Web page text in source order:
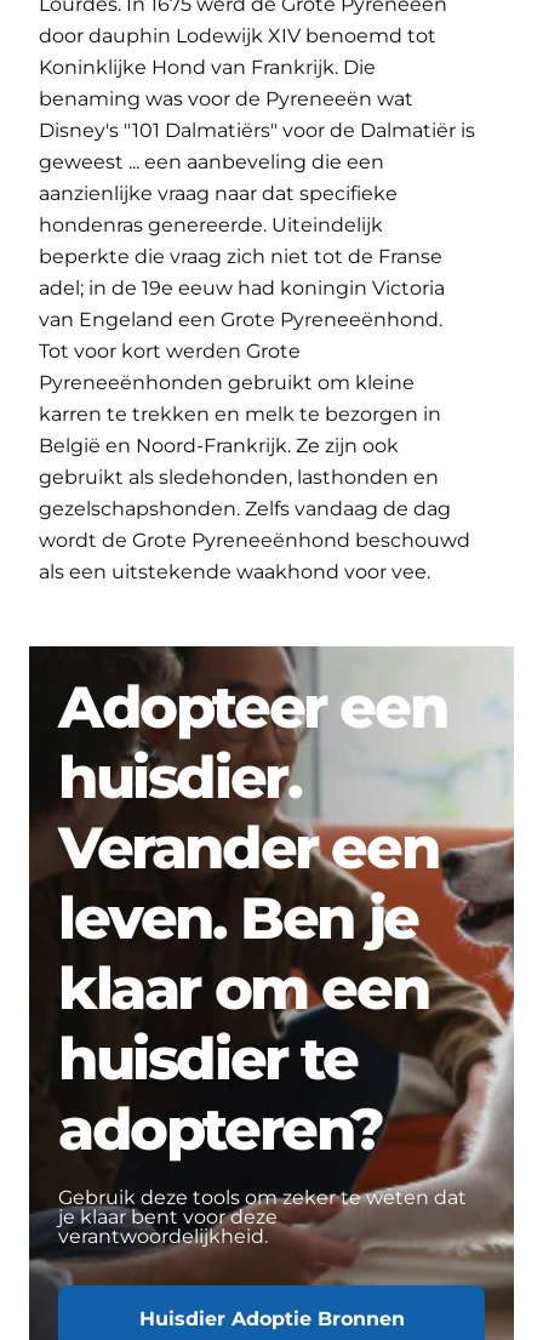
door dauphin Lodewijk XIV benoemd tot
Koninklijke Hond van Frankrijk. Die
benaming was voor de Pyreneeën wat
Disney's "101 Dalmatiërs" voor de Dalmatiër is
geweest ... een aanbeveling die een
aanzienlijke vraag naar dat specifieke
hondenras genereerde. Uiteindelijk
beperkte die vraag zich niet tot de Franse
adel; in de 19e eeuw had koningin Victoria
van Engeland een Grote Pyreneeënhond.
Tot voor kort werden Grote
Pyreneeënhonden gebruikt om kleine
karren te trekken en melk te bezorgen in
België en Noord-Frankrijk. Ze zijn ook
gebruikt als sledehonden, lasthonden en
gezelschapshonden. Zelfs vandaag de dag
wordt de Grote Pyreneeënhond beschouwd
als een uitstekende waakhond voor vee.
Adopteer een
huisdier.
Verander een
leven. Ben je
klaar om een
huisdier te
adopteren?
Gebruik deze tools om zeker te weten dat
je klaar bent voor deze
verantwoordelijkheid.
Huisdier Adoptie Bronnen